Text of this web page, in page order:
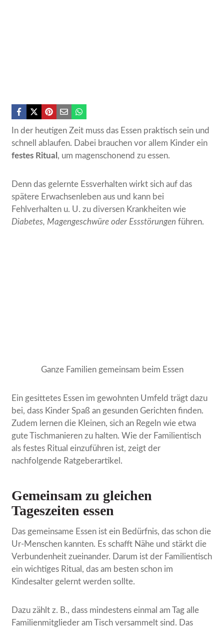
In der heutigen Zeit muss das Essen praktisch sein und
schnell ablaufen. Dabei brauchen vor allem Kinder ein
festes Ritual , um magenschonend zu essen.
Denn das gelernte Essverhalten wirkt sich auf das
spätere Erwachsenleben aus und kann bei
Fehlverhalten u. U. zu diversen Krankheiten wie
Diabetes, Magengeschwüre oder Essstörungen führen.
Ganze Familien gemeinsam beim Essen
Ein gesittetes Essen im gewohnten Umfeld trägt dazu
bei, dass Kinder Spaß an gesunden Gerichten finden.
Zudem lernen die Kleinen, sich an Regeln wie etwa
gute Tischmanieren zu halten. Wie der Familientisch
als festes Ritual einzuführen ist, zeigt der
nachfolgende Ratgeberartikel.
Gemeinsam zu gleichen
Tageszeiten essen
Das gemeinsame Essen ist ein Bedürfnis, das schon die
Ur-Menschen kannten. Es schafft Nähe und stärkt die
Verbundenheit zueinander. Darum ist der Familientisch
ein wichtiges Ritual, das am besten schon im
Kindesalter gelernt werden sollte.
Dazu zählt z. B., dass mindestens einmal am Tag alle
Familienmitglieder am Tisch versammelt sind. Das